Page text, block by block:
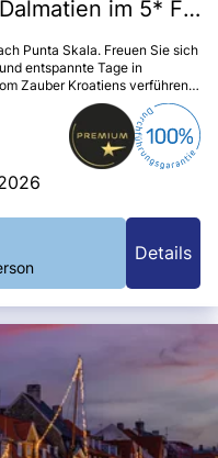
Luxuriöse Herbsttage in Dalmatien im 5* Falkensteiner Iadera
Punta Skala. Freuen Sie sich
entspannte Tage in
Zauber Kroatiens verführen –
Details